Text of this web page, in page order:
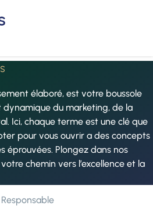
élaboré, est votre boussole
dynamique du marketing, de la
Ici, chaque terme est une clé que
pour vous ouvrir a des concepts
éprouvées. Plongez dans nos
chemin vers l’excellence et la